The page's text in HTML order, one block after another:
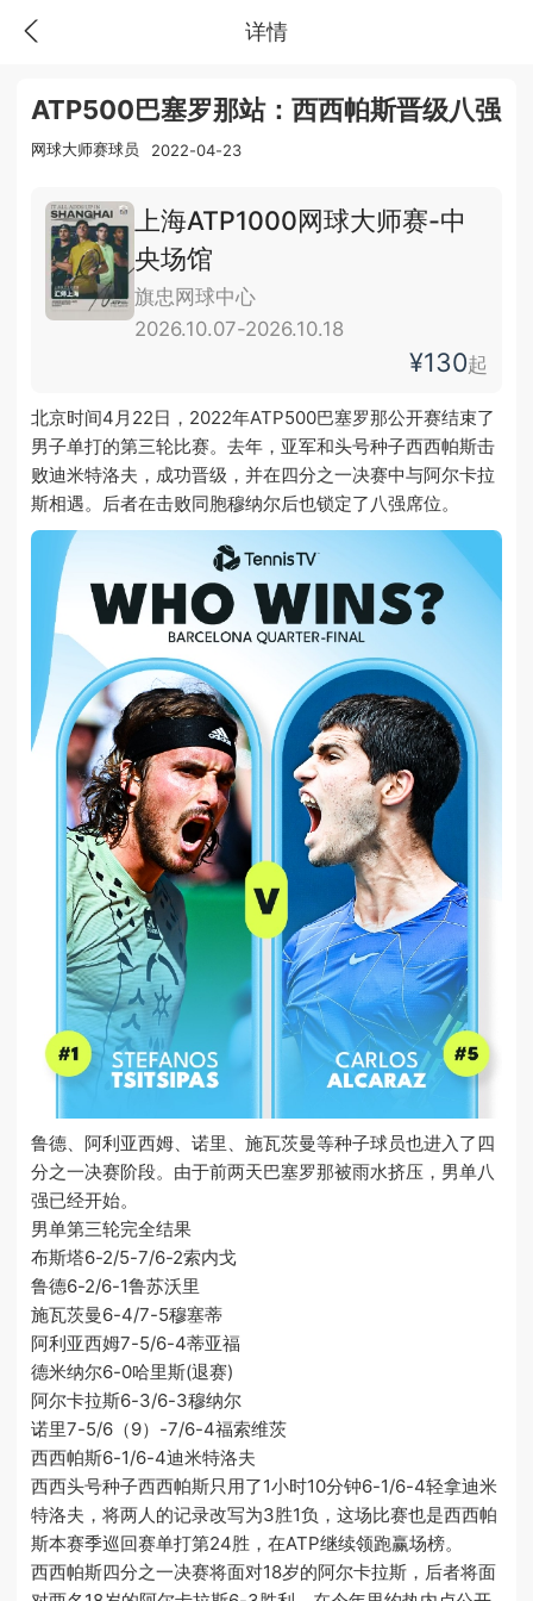
详情
ATP500巴塞罗那站：西西帕斯晋级八强
网球大师赛球员 2022-04-23
上海ATP1000网球大师赛-中
央场馆
旗忠网球中心
2026.10.07-2026.10.18
¥130起
北京时间4月22日，2022年ATP500巴塞罗那公开赛结束了
男子单打的第三轮比赛。去年，亚军和头号种子西西帕斯击
败迪米特洛夫，成功晋级，并在四分之一决赛中与阿尔卡拉
斯相遇。后者在击败同胞穆纳尔后也锁定了八强席位。
鲁德、阿利亚西姆、诺里、施瓦茨曼等种子球员也进入了四
分之一决赛阶段。由于前两天巴塞罗那被雨水挤压，男单八
强已经开始。
男单第三轮完全结果
布斯塔6-2/5-7/6-2索内戈
鲁德6-2/6-1鲁苏沃里
施瓦茨曼6-4/7-5穆塞蒂
阿利亚西姆7-5/6-4蒂亚福
德米纳尔6-0哈里斯(退赛)
阿尔卡拉斯6-3/6-3穆纳尔
诺里7-5/6（9）-7/6-4福索维茨
西西帕斯6-1/6-4迪米特洛夫
西西头号种子西西帕斯只用了1小时10分钟6-1/6-4轻拿迪米
特洛夫，将两人的记录改写为3胜1负，这场比赛也是西西帕
斯本赛季巡回赛单打第24胜，在ATP继续领跑赢场榜。
西西帕斯四分之一决赛将面对18岁的阿尔卡拉斯，后者将面